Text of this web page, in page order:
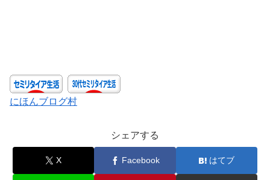
にほんブログ村
シェアする
X Facebook はてブ